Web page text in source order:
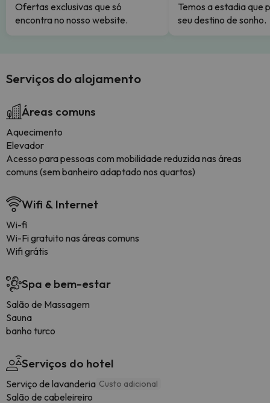
Ofertas exclusivas que só
encontra no nosso website.
Temos a estadia que
seu destino de sonho.
Serviços do alojamento
Áreas comuns
Aquecimento
Elevador
Acesso para pessoas com mobilidade reduzida nas áreas
comuns (sem banheiro adaptado nos quartos)
Wifi & Internet
Wi-fi
Wi-Fi gratuito nas áreas comuns
Wifi grátis
Spa e bem-estar
Salão de Massagem
Sauna
banho turco
Serviços do hotel
Serviço de lavanderia Custo adicional
Salão de cabeleireiro